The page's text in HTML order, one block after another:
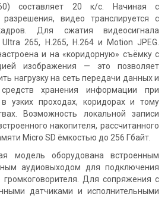
составляет 20 к/с. Начиная с
разрешения, видео транслируется с
Для сжатия видеосигнала
265, H.265, H.264 и Motion JPEG.
и на «коридорную» съёмку с
изображения — это позволяет
нагрузку на сеть передачи данных и
хранения информации при
узких проходах, коридорах и тому
Возможность локальной записи
накопителя, рассчитанного
Micro SD ёмкостью до 256 Гбайт.
модель оборудована встроенным
аудиовыходом для подключения
громкоговорителя. Для сопряжения с
датчиками и исполнительными